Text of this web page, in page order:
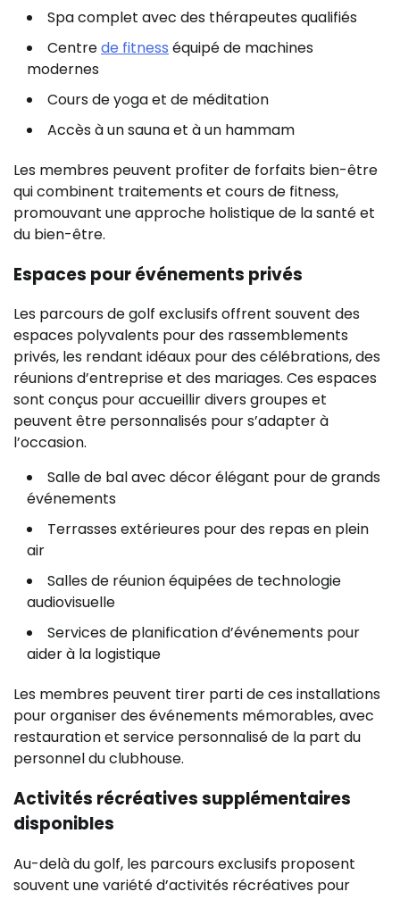
Spa complet avec des thérapeutes qualifiés
Centrede fitness équipé de machines
modernes
Cours de yoga et de méditation
Accès à un sauna et à un hammam
Les membres peuvent profiter de forfaits bien-être
qui combinent traitements et cours de fitness,
promouvant une approche holistique de la santé et
du bien-être.
Espaces pour événements privés
Les parcours de golf exclusifs offrent souvent des
espaces polyvalents pour des rassemblements
privés, les rendant idéaux pour des célébrations, des
réunions d’entreprise et des mariages. Ces espaces
sont conçus pour accueillir divers groupes et
peuvent être personnalisés pour s’adapter à
l’occasion.
Salle de bal avec décor élégant pour de grands
événements
Terrasses extérieures pour des repas en plein
air
Salles de réunion équipées de technologie
audiovisuelle
Services de planification d’événements pour
aider à la logistique
Les membres peuvent tirer parti de ces installations
pour organiser des événements mémorables, avec
restauration et service personnalisé de la part du
personnel du clubhouse.
Activités récréatives supplémentaires
disponibles
Au-delà du golf, les parcours exclusifs proposent
souvent une variété d’activités récréatives pour